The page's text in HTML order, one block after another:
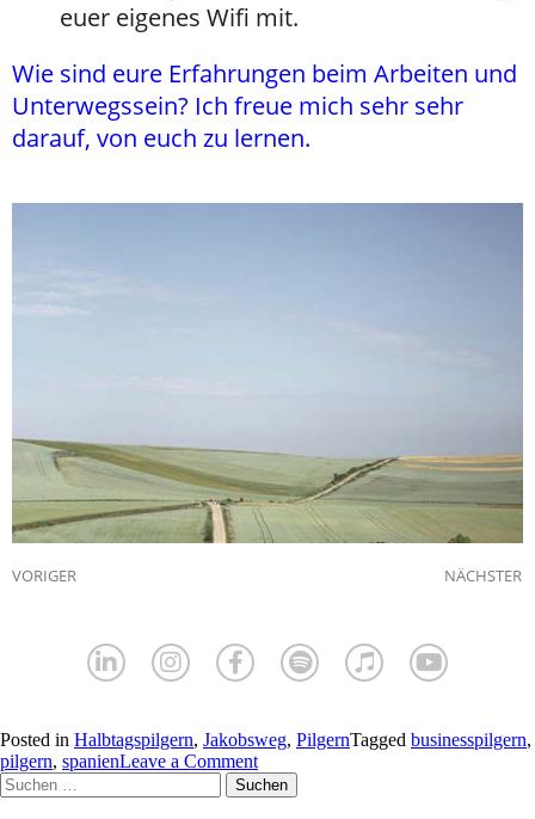
euer eigenes Wifi mit.
Wie sind eure Erfahrungen beim Arbeiten und
Unterwegssein? Ich freue mich sehr sehr
darauf, von euch zu lernen.
VORIGER NÄCHSTER
Posted in Halbtagspilgern, Jakobsweg, PilgernTagged businesspilgern,
pilgern, spanienLeave a Comment